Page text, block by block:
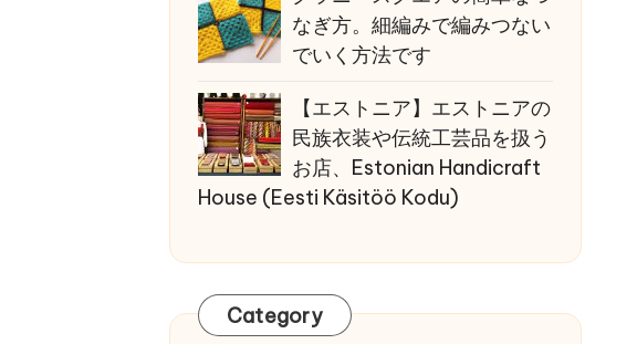
なぎ方。細編みで編みつない
でいく方法です
【エストニア】エストニアの
民族衣装や伝統工芸品を扱う
お店、Estonian Handicraft
House (Eesti Käsitöö Kodu)
Category